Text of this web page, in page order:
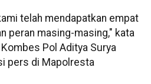
telah mendapatkan empat
peran masing-masing," kata
Pol Aditya Surya
pers di Mapolresta